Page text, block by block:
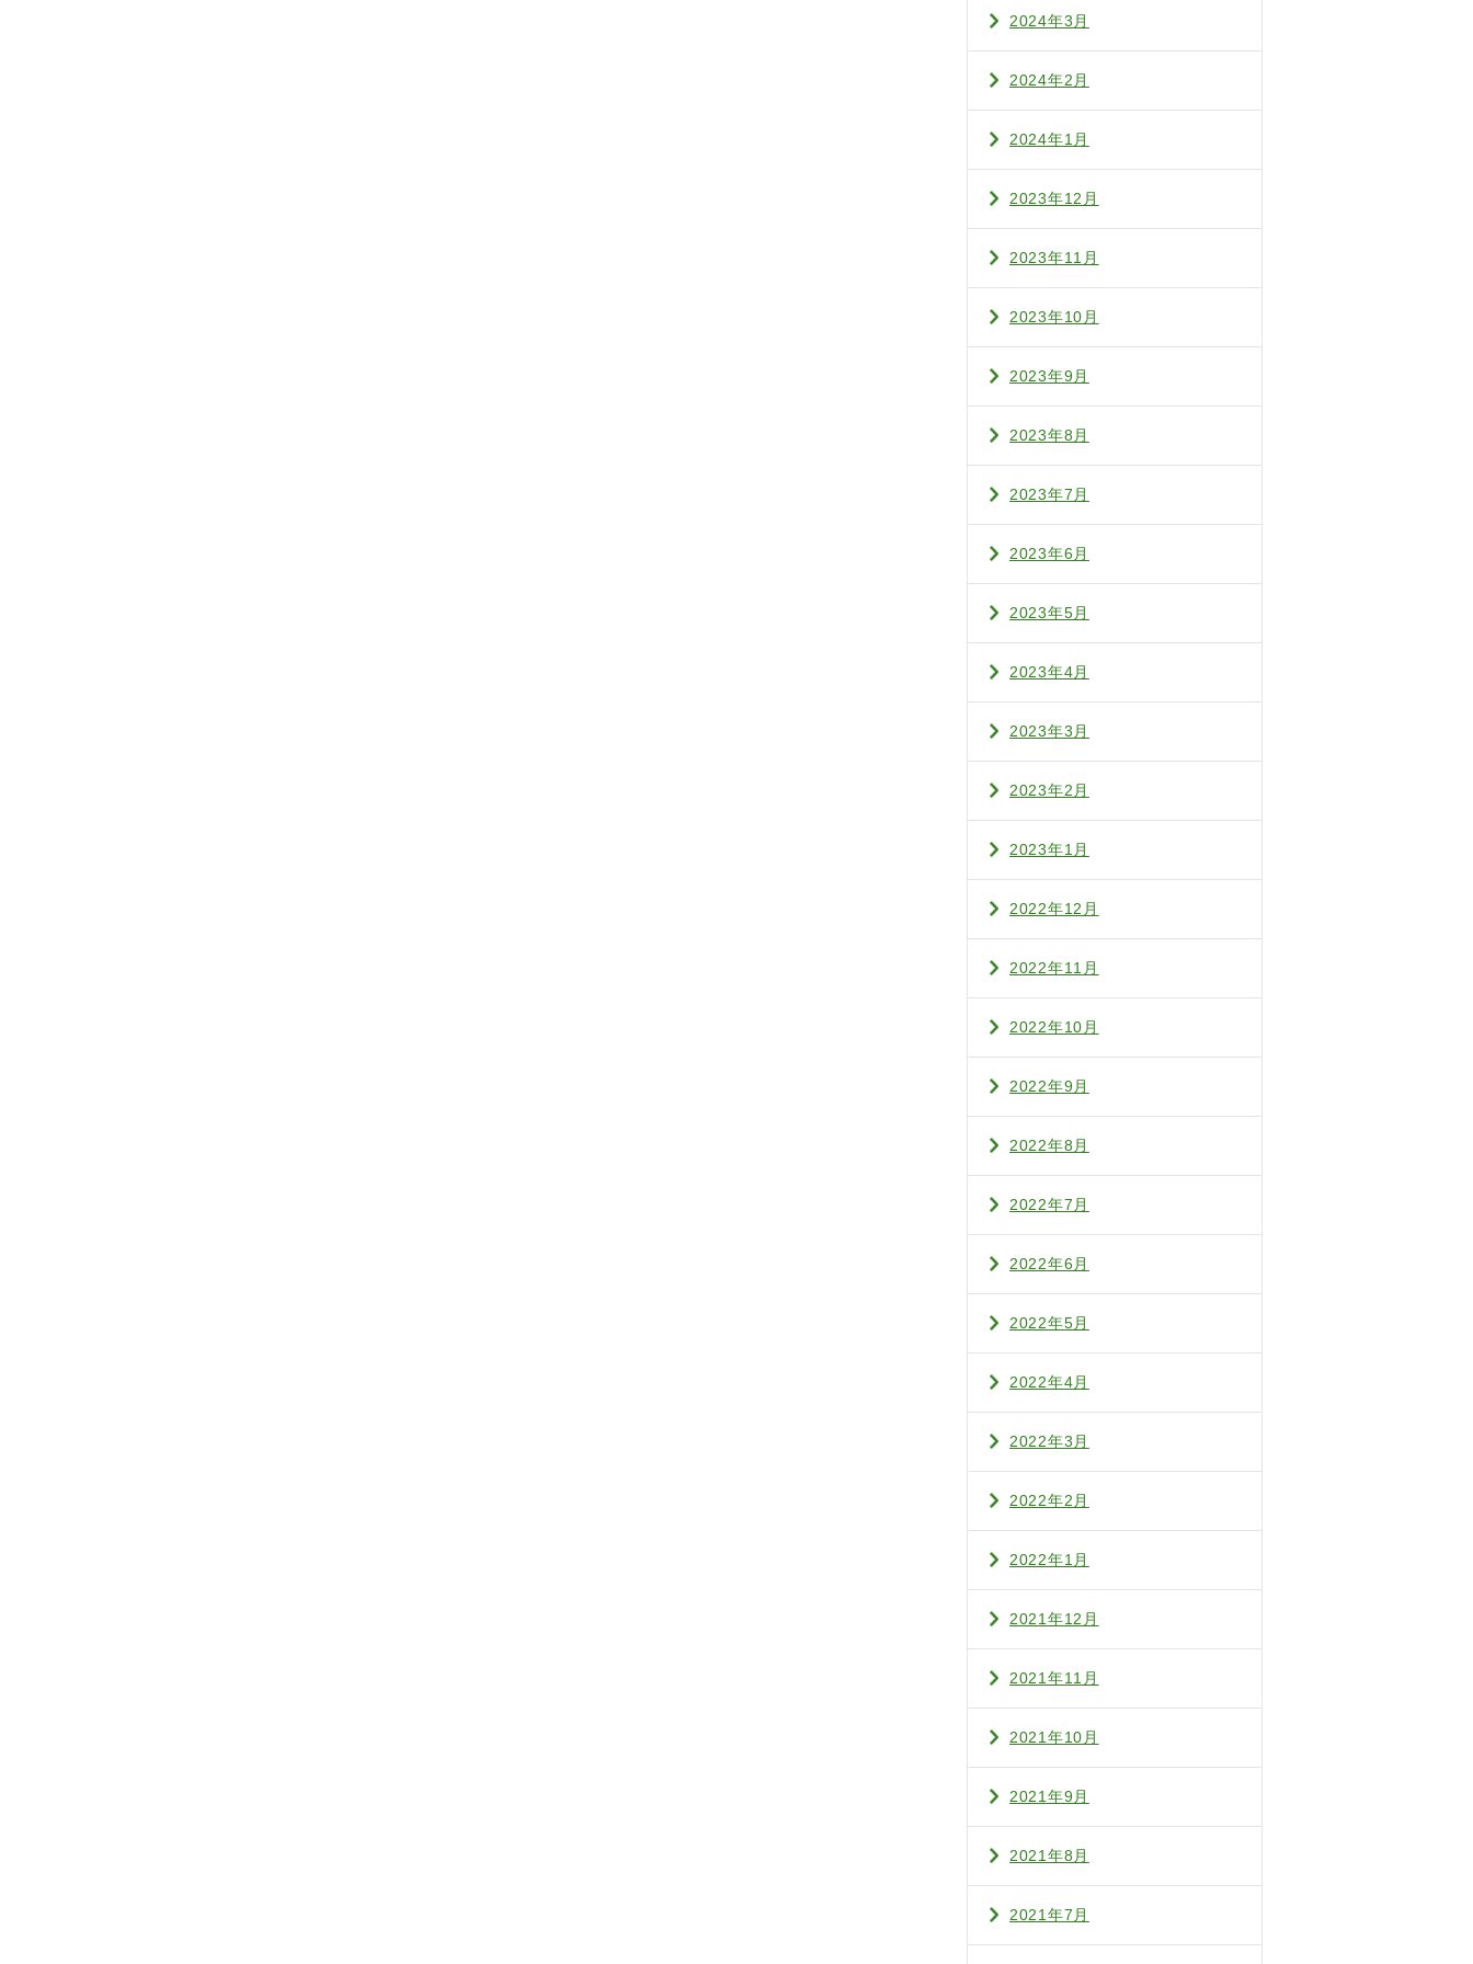
2024年3月
2024年2月
2024年1月
2023年12月
2023年11月
2023年10月
2023年9月
2023年8月
2023年7月
2023年6月
2023年5月
2023年4月
2023年3月
2023年2月
2023年1月
2022年12月
2022年11月
2022年10月
2022年9月
2022年8月
2022年7月
2022年6月
2022年5月
2022年4月
2022年3月
2022年2月
2022年1月
2021年12月
2021年11月
2021年10月
2021年9月
2021年8月
2021年7月